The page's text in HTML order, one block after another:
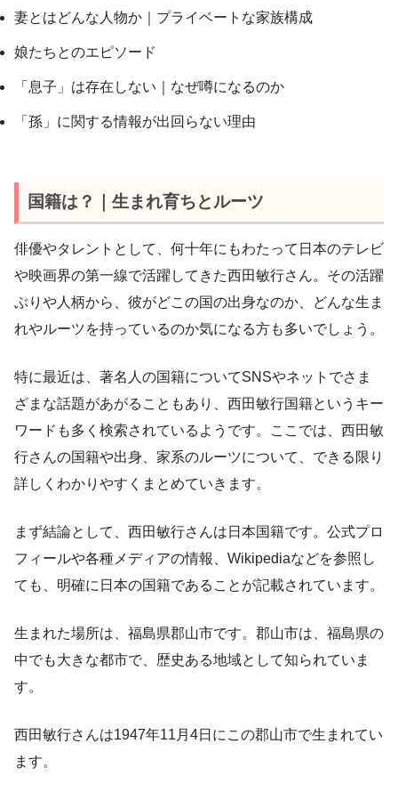
妻とはどんな人物か｜プライベートな家族構成
娘たちとのエピソード
「息子」は存在しない｜なぜ噂になるのか
「孫」に関する情報が出回らない理由
国籍は？｜生まれ育ちとルーツ
俳優やタレントとして、何十年にもわたって日本のテレビ
や映画界の第一線で活躍してきた西田敏行さん。その活躍
ぶりや人柄から、彼がどこの国の出身なのか、どんな生ま
れやルーツを持っているのか気になる方も多いでしょう。
特に最近は、著名人の国籍についてSNSやネットでさま
ざまな話題があがることもあり、西田敏行国籍というキー
ワードも多く検索されているようです。ここでは、西田敏
行さんの国籍や出身、家系のルーツについて、できる限り
詳しくわかりやすくまとめていきます。
まず結論として、西田敏行さんは日本国籍です。公式プロ
フィールや各種メディアの情報、Wikipediaなどを参照し
ても、明確に日本の国籍であることが記載されています。
生まれた場所は、福島県郡山市です。郡山市は、福島県の
中でも大きな都市で、歴史ある地域として知られていま
す。
西田敏行さんは1947年11月4日にこの郡山市で生まれてい
ます。